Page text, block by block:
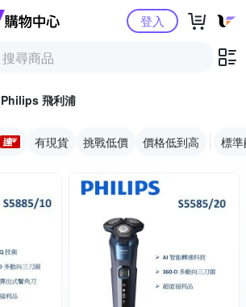
Yahoo購物中心登入
Philips 飛利浦
有現貨 挑戰低價 價格低到高 標